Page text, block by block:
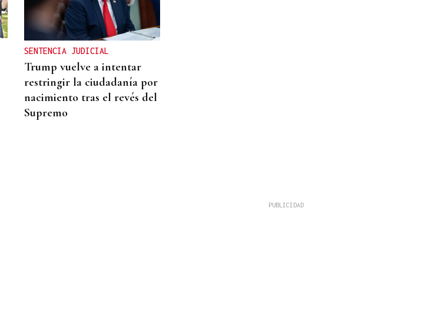
SENTENCIA JUDICIAL
Trump vuelve a intentar
restringir la ciudadanía por
nacimiento tras el revés del
Supremo